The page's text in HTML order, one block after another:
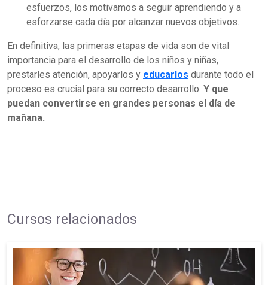
esfuerzos, los motivamos a seguir aprendiendo y a
esforzarse cada día por alcanzar nuevos objetivos.
En definitiva, las primeras etapas de vida son de vital
importancia para el desarrollo de los niños y niñas,
prestarles atención, apoyarlos y educarlos durante todo el
proceso es crucial para su correcto desarrollo. Y que
puedan convertirse en grandes personas el día de
mañana.
Cursos relacionados